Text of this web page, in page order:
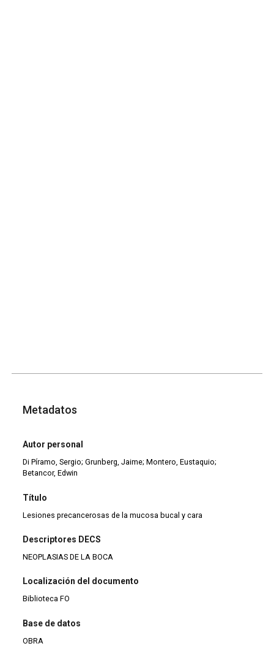
Metadatos
Autor personal
Di Píramo, Sergio; Grunberg, Jaime; Montero, Eustaquio;
Betancor, Edwin
Título
Lesiones precancerosas de la mucosa bucal y cara
Descriptores DECS
NEOPLASIAS DE LA BOCA
Localización del documento
Biblioteca FO
Base de datos
OBRA